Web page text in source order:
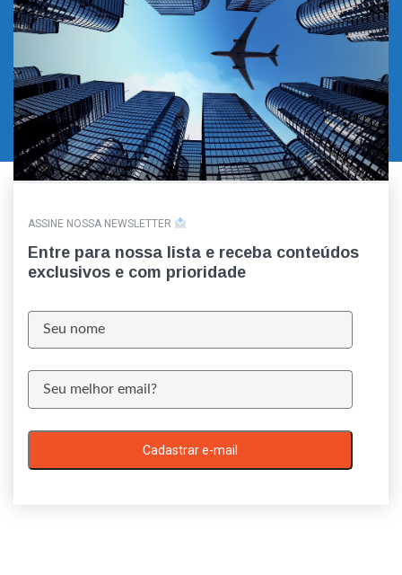
ASSINE NOSSA NEWSLETTER
Entre para nossa lista e receba conteúdos
exclusivos e com prioridade
Cadastrar e-mail